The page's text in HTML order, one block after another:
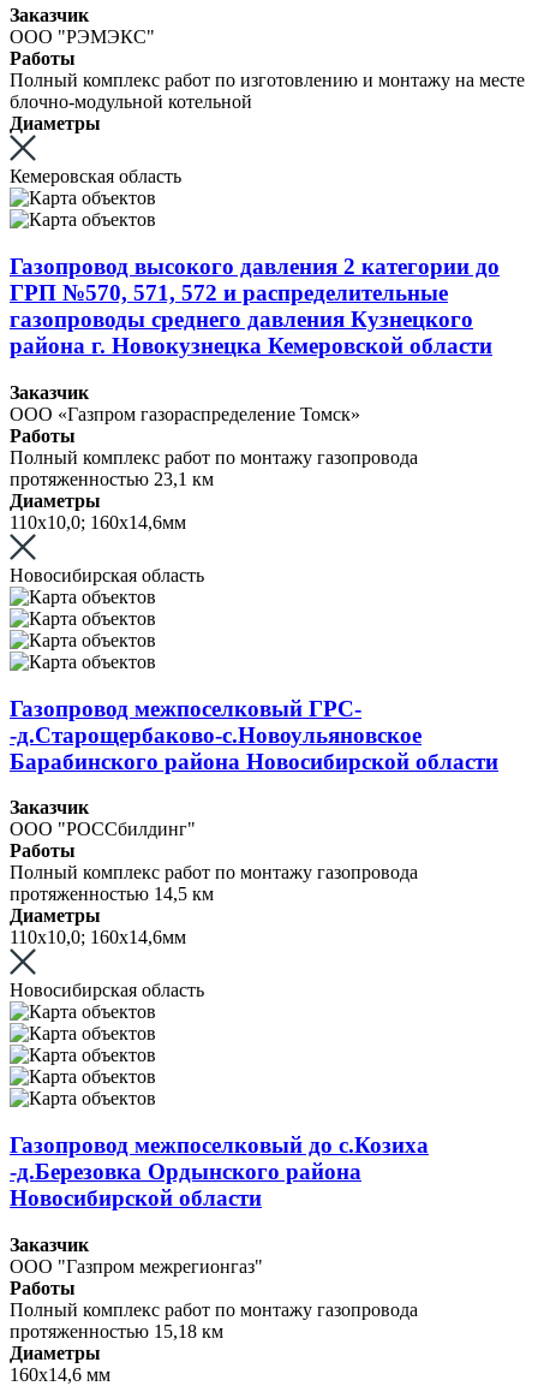
Заказчик
ООО "РЭМЭКС"
Работы
Полный комплекс работ по изготовлению и монтажу на месте
блочно-модульной котельной
Диаметры
Кемеровская область
Газопровод высокого давления 2 категории до
ГРП №570, 571, 572 и распределительные
газопроводы среднего давления Кузнецкого
района г. Новокузнецка Кемеровской области
Заказчик
ООО «Газпром газораспределение Томск»
Работы
Полный комплекс работ по монтажу газопровода
протяженностью 23,1 км
Диаметры
110х10,0; 160х14,6мм
Новосибирская область
Газопровод межпоселковый ГРС-
-д.Старощербаково-с.Новоульяновское
Барабинского района Новосибирской области
Заказчик
ООО "РОССбилдинг"
Работы
Полный комплекс работ по монтажу газопровода
протяженностью 14,5 км
Диаметры
110х10,0; 160х14,6мм
Новосибирская область
Газопровод межпоселковый до с.Козиха
-д.Березовка Ордынского района
Новосибирской области
Заказчик
ООО "Газпром межрегионгаз"
Работы
Полный комплекс работ по монтажу газопровода
протяженностью 15,18 км
Диаметры
160х14,6 мм